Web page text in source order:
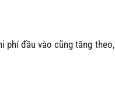
phí đầu vào cũng tăng theo,